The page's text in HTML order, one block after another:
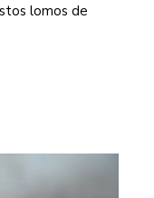
lomos de